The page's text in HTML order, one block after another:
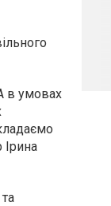
в умовах
Ірина